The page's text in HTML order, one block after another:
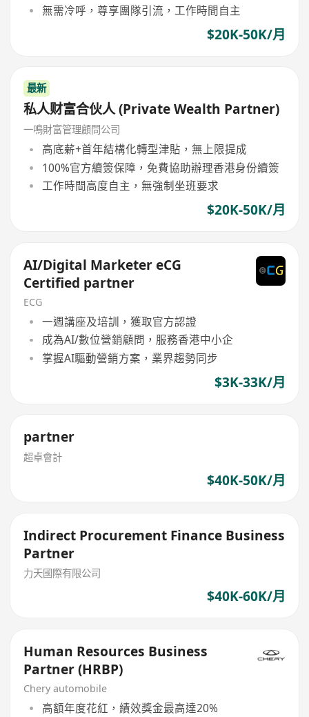
無需冷呼，尊享團隊引流，工作時間自主
$20K-50K/月
最新
私人财富合伙人 (Private Wealth Partner)
一鳴財富管理顧問公司
高底薪+首年結構化轉型津貼，無上限提成
100%官方續簽保障，免費協助辦理香港身份續簽
工作時間高度自主，無強制坐班要求
$20K-50K/月
AI/Digital Marketer eCG
Certified partner
ECG
一週講座及培訓，獲取官方認證
成為AI/數位營銷顧問，服務香港中小企
掌握AI驅動營銷方案，業界趨勢同步
$3K-33K/月
partner
超卓會計
$40K-50K/月
Indirect Procurement Finance Business
Partner
力天國際有限公司
$40K-60K/月
Human Resources Business
Partner (HRBP)
Chery automobile
高額年度花紅，績效獎金最高達20%